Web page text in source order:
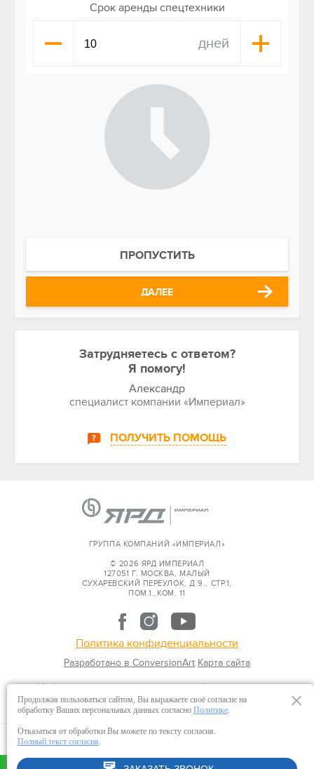
Срок аренды спецтехники
дней
ПРОПУСТИТЬ
ДАЛЕЕ
Затрудняетесь с ответом?
Я помогу!
Александр
специалист компании «Империал»
ПОЛУЧИТЬ ПОМОЩЬ
ГРУППА КОМПАНИЙ «ИМПЕРИАЛ»
© 2026 ЯРД ИМПЕРИАЛ
127051 Г. МОСКВА, МАЛЫЙ
СУХАРЕВСКИЙ ПЕРЕУЛОК, Д.9., СТР.1,
ПОМ.1.,КОМ. 11
Политика конфиденциальности
Разработано в ConversionArt Карта сайта
Информация представленная на сайте не является
публичной офертой.
Продолжая пользоваться сайтом, Вы выражаете своё согласие на
обработку Ваших персональных данных согласно Политике.
Отказаться от обработки Вы можете по тексту согласия.
Полный текст согласия.